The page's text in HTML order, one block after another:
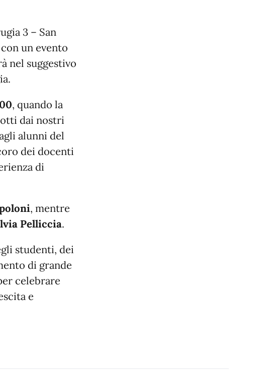
3 – San
un evento
nel suggestivo
, quando la
dai nostri
alunni del
dei docenti
di
, mentre
Pelliccia.
studenti, dei
di grande
celebrare
e